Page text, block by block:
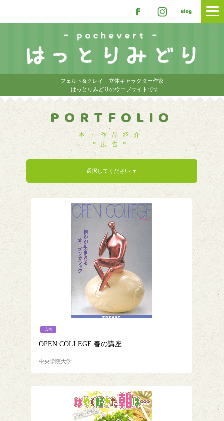
フェルト&クレイ 立体キャラクター作家
はっとりみどりのウエブサイトです
PORTFOLIO
本・作品紹介
*広告*
選択してください ▼
広告
OPEN COLLEGE 春の講座
中央学院大学